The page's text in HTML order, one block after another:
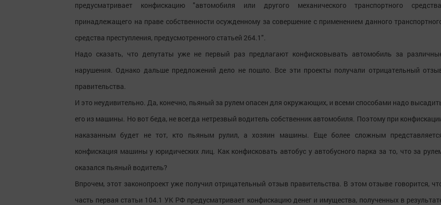
предусматривает конфискацию "автомобиля или другого механического транспортного
принадлежащего на праве собственности осужденному за совершение с применением данного
средства преступления, предусмотренного статьей 264.1".
Надо сказать, что депутаты уже не первый раз предлагают конфисковывать автомобиль за
нарушения. Однако дальше предложений дело не пошло. Все эти проекты получали отрицательный
правительства.
И это неудивительно. Да, конечно, пьяный за рулем опасен для окружающих, и всеми способами надо
его из машины. Но вот беда, не всегда нетрезвый водитель собственник автомобиля. Поэтому при
наказанным будет не тот, кто пьяным рулил, а хозяин машины. Еще более сложным
конфискация машины у юридических лиц. Как конфисковать автобус у автобусного парка за то, что за
оказался пьяный водитель?
Впрочем, этот законопроект уже получил отрицательный отзыв правительства. В этом отзыве говорится,
часть первая статьи 104.1 УК РФ предусматривает конфискацию денег и имущества, полученных в